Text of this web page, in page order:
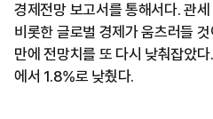
경제전망 보고서를 통해서다. 관
비롯한 글로벌 경제가 움츠러들
만에 전망치를 또 다시 낮춰잡았
에서 1.8%로 낮췄다.